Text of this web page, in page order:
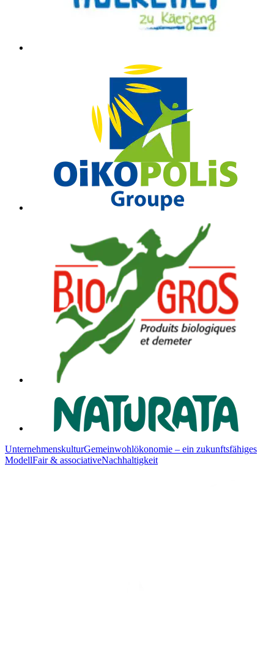
UnternehmenskulturGemeinwohlökonomie – ein zukunftsfähiges
ModellFair & associativeNachhaltigkeit